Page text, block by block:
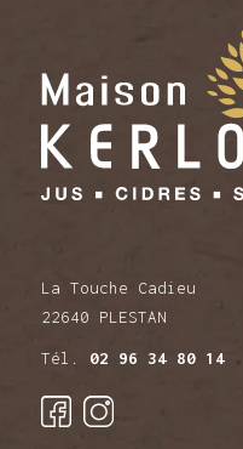
La Touche Cadieu
22640 PLESTAN
Tél. 02 96 34 80 14